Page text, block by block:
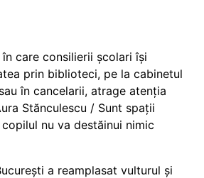
care consilierii școlari își
prin biblioteci, pe la cabinetul
în cancelarii, atrage atenția
Stănculescu / Sunt spații
nu va destăinui nimic
a reamplasat vulturul și